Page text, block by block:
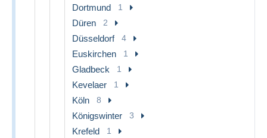
Dortmund 1
Düren 2
Düsseldorf 4
Euskirchen 1
Gladbeck 1
Kevelaer 1
Köln 8
Königswinter 3
Krefeld 1